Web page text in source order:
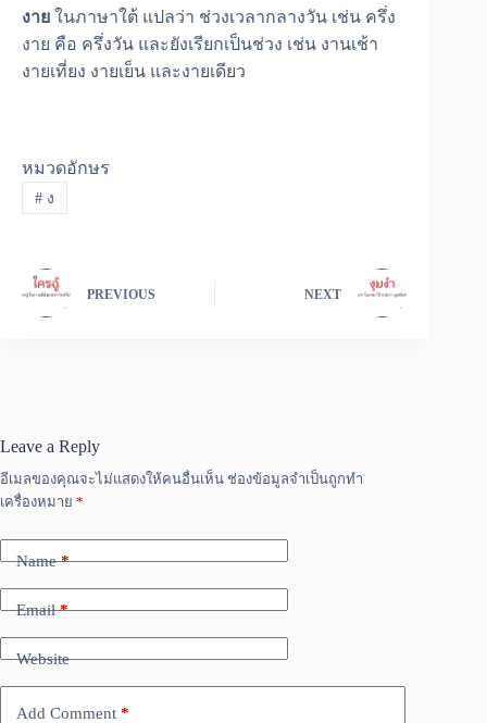
งาย ในภาษาใต้ แปลว่า ช่วงเวลากลางวัน เช่น ครึ่ง
งาย คือ ครึ่งวัน และยังเรียกเป็นช่วง เช่น งานเช้า
งายเที่ยง งายเย็น และงายเดียว
หมวดอักษร
#ง
PREVIOUS NEXT
Leave a Reply
อีเมลของคุณจะไม่แสดงให้คนอื่นเห็น ช่องข้อมูลจำเป็นถูกทำ
เครื่องหมาย *
Name*
Email*
Website
Add Comment *